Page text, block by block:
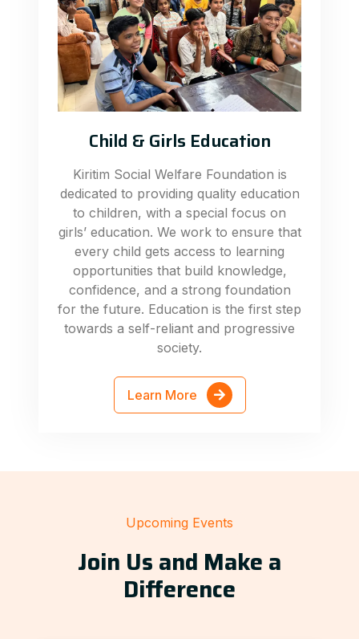
Child & Girls Education
Kiritim Social Welfare Foundation is
dedicated to providing quality education
to children, with a special focus on
girls’ education. We work to ensure that
every child gets access to learning
opportunities that build knowledge,
confidence, and a strong foundation
for the future. Education is the first step
towards a self-reliant and progressive
society.
Learn More
Upcoming Events
Join Us and Make a
Difference